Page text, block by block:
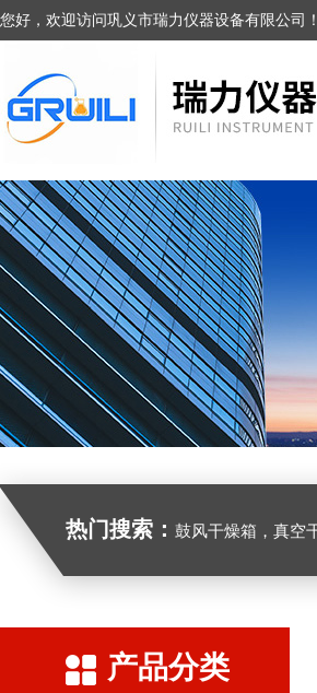
您好，欢迎访问巩义市瑞力仪器设备有限公司！
热门搜索： 鼓风干燥箱，真空干燥箱
产品分类